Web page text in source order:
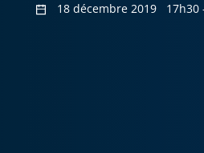
18 décembre 2019 17h30